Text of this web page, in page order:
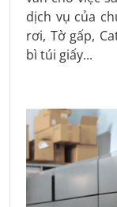
dịch vụ của
rơi, Tờ gấp,
bì túi giấy...